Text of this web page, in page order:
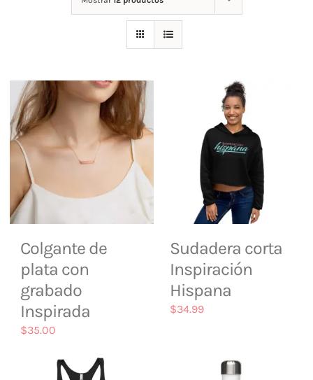
Contacto
Colgante de
plata con
grabado
Inspirada
$35.00
Sudadera corta
Inspiración
Hispana
$34.99